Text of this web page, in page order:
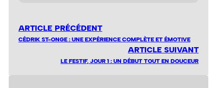
ARTICLE PRÉCÉDENT
CÉDRIK ST-ONGE : UNE EXPÉRIENCE COMPLÈTE ET ÉMOTIVE
ARTICLE SUIVANT
LE FESTIF, JOUR 1 : UN DÉBUT TOUT EN DOUCEUR